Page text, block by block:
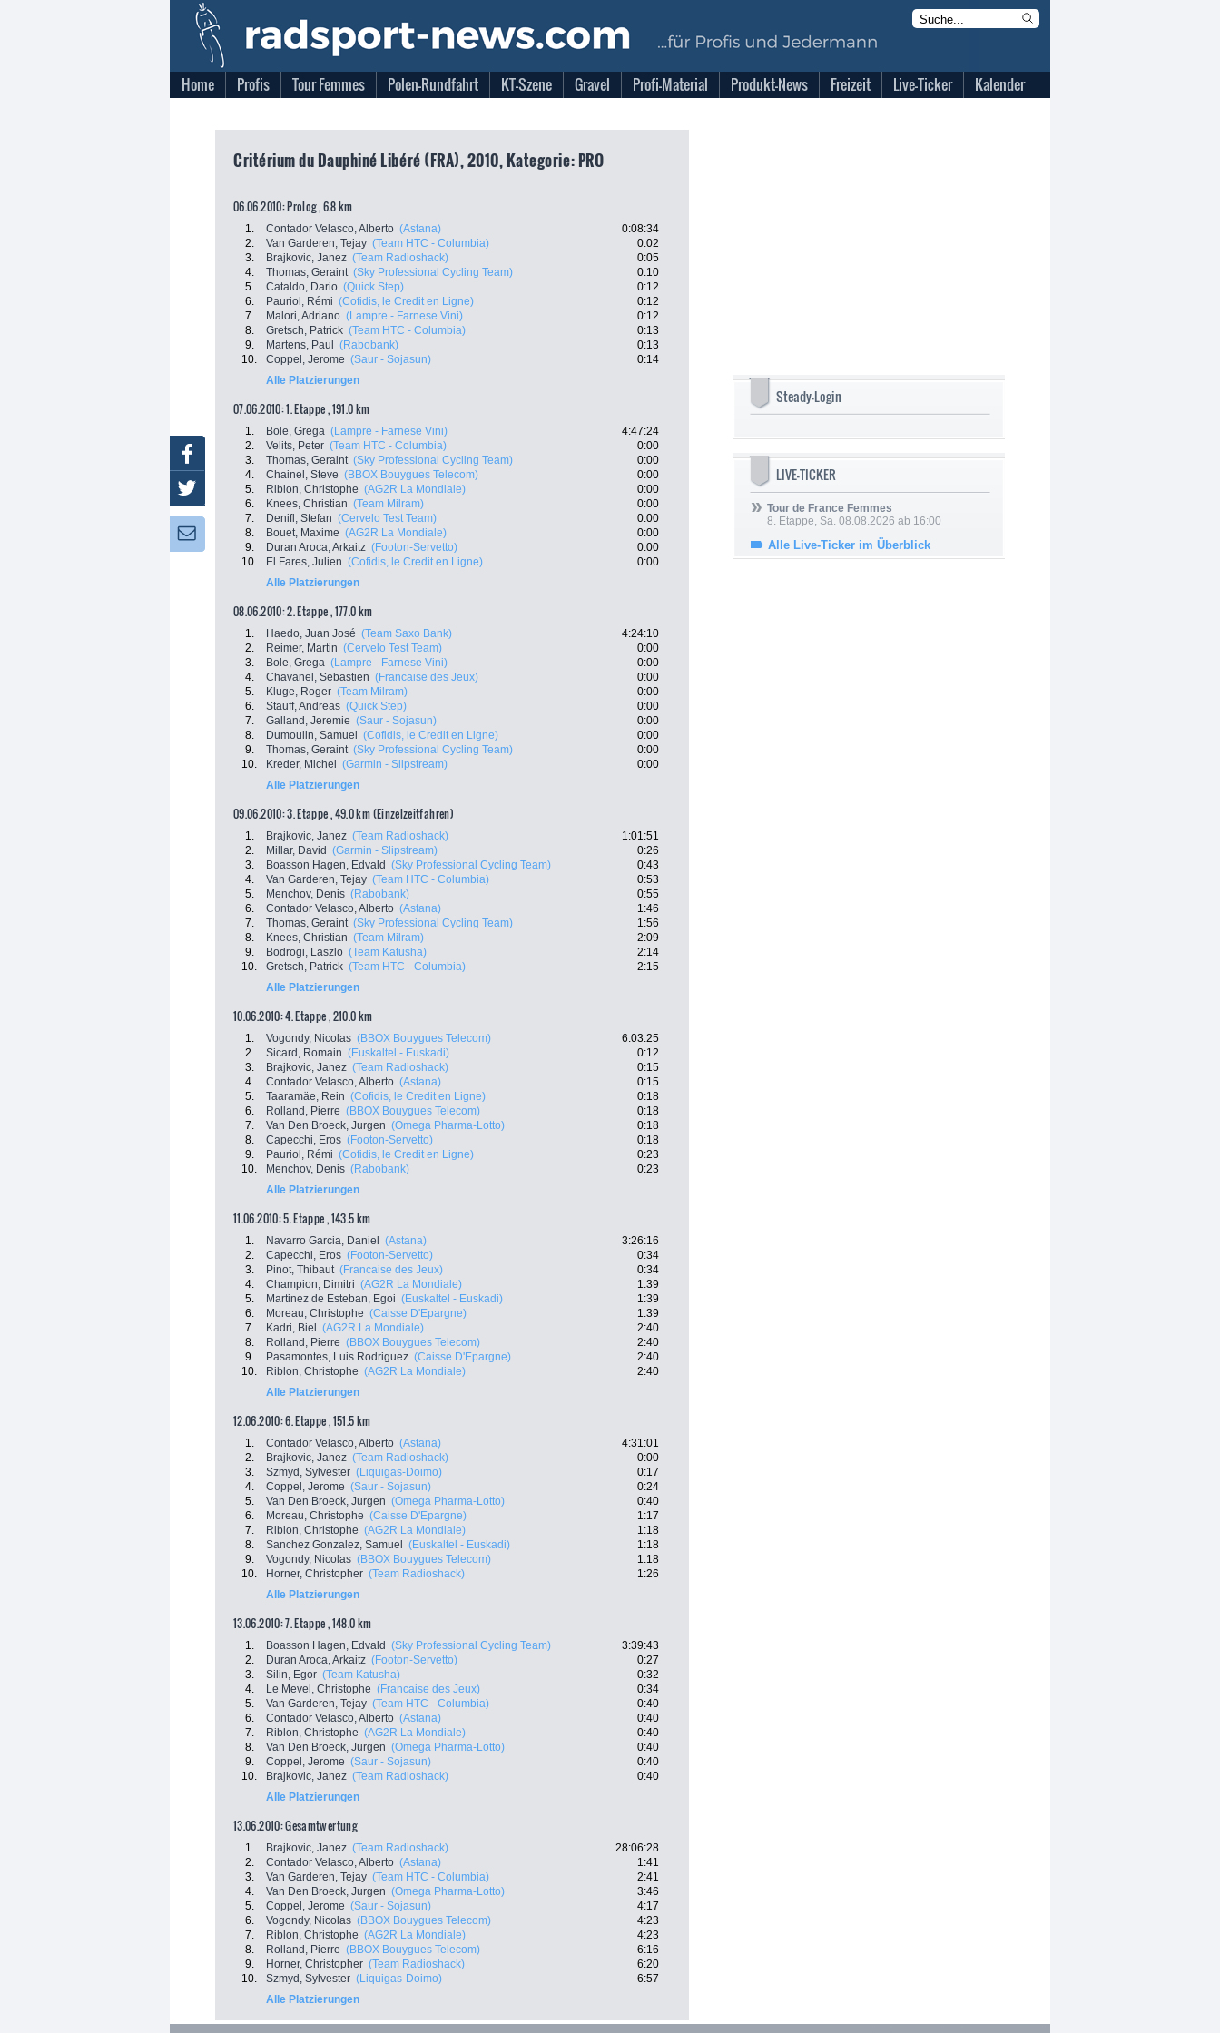
Home Profis Tour Femmes Polen-Rundfahrt KT-Szene Gravel Profi-Material Produkt-News Freizeit Live-Ticker Kalender
Critérium du Dauphiné Libéré (FRA), 2010, Kategorie: PRO
06.06.2010: Prolog , 6.8 km
1. Contador Velasco, Alberto (Astana)
0:08:34
2.
Van Garderen, Tejay (Team HTC - Columbia)
0:02
3.
Brajkovic, Janez (Team Radioshack)
0:05
4.
Thomas, Geraint (Sky Professional Cycling Team)
0:10
5.
Cataldo, Dario (Quick Step)
0:12
6.
Pauriol, Rémi (Cofidis, le Credit en Ligne)
0:12
7.
Malori, Adriano (Lampre - Farnese Vini)
0:12
8.
Gretsch, Patrick (Team HTC - Columbia)
0:13
9.
Martens, Paul (Rabobank)
0:13
10.
Coppel, Jerome (Saur - Sojasun)
0:14
Alle Platzierungen
07.06.2010: 1. Etappe , 191.0 km
1. Bole, Grega (Lampre - Farnese Vini)
4:47:24
2.
Velits, Peter (Team HTC - Columbia)
0:00
3.
Thomas, Geraint (Sky Professional Cycling Team)
0:00
4.
Chainel, Steve (BBOX Bouygues Telecom)
0:00
5.
Riblon, Christophe (AG2R La Mondiale)
0:00
6.
Knees, Christian (Team Milram)
0:00
7.
Denifl, Stefan (Cervelo Test Team)
0:00
8.
Bouet, Maxime (AG2R La Mondiale)
0:00
9.
Duran Aroca, Arkaitz (Footon-Servetto)
0:00
10.
El Fares, Julien (Cofidis, le Credit en Ligne)
0:00
Alle Platzierungen
08.06.2010: 2. Etappe , 177.0 km
1. Haedo, Juan José (Team Saxo Bank)
4:24:10
2.
Reimer, Martin (Cervelo Test Team)
0:00
3.
Bole, Grega (Lampre - Farnese Vini)
0:00
4.
Chavanel, Sebastien (Francaise des Jeux)
0:00
5.
Kluge, Roger (Team Milram)
0:00
6.
Stauff, Andreas (Quick Step)
0:00
7.
Galland, Jeremie (Saur - Sojasun)
0:00
8.
Dumoulin, Samuel (Cofidis, le Credit en Ligne)
0:00
9.
Thomas, Geraint (Sky Professional Cycling Team)
0:00
10.
Kreder, Michel (Garmin - Slipstream)
0:00
Alle Platzierungen
09.06.2010: 3. Etappe , 49.0 km (Einzelzeitfahren)
1. Brajkovic, Janez (Team Radioshack)
1:01:51
2.
Millar, David (Garmin - Slipstream)
0:26
3.
Boasson Hagen, Edvald (Sky Professional Cycling Team)
0:43
4.
Van Garderen, Tejay (Team HTC - Columbia)
0:53
5.
Menchov, Denis (Rabobank)
0:55
6.
Contador Velasco, Alberto (Astana)
1:46
7.
Thomas, Geraint (Sky Professional Cycling Team)
1:56
8.
Knees, Christian (Team Milram)
2:09
9.
Bodrogi, Laszlo (Team Katusha)
2:14
10.
Gretsch, Patrick (Team HTC - Columbia)
2:15
Alle Platzierungen
10.06.2010: 4. Etappe , 210.0 km
1. Vogondy, Nicolas (BBOX Bouygues Telecom)
6:03:25
2.
Sicard, Romain (Euskaltel - Euskadi)
0:12
3.
Brajkovic, Janez (Team Radioshack)
0:15
4.
Contador Velasco, Alberto (Astana)
0:15
5.
Taaramäe, Rein (Cofidis, le Credit en Ligne)
0:18
6.
Rolland, Pierre (BBOX Bouygues Telecom)
0:18
7.
Van Den Broeck, Jurgen (Omega Pharma-Lotto)
0:18
8.
Capecchi, Eros (Footon-Servetto)
0:18
9.
Pauriol, Rémi (Cofidis, le Credit en Ligne)
0:23
10.
Menchov, Denis (Rabobank)
0:23
Alle Platzierungen
11.06.2010: 5. Etappe , 143.5 km
1. Navarro Garcia, Daniel (Astana)
3:26:16
2.
Capecchi, Eros (Footon-Servetto)
0:34
3.
Pinot, Thibaut (Francaise des Jeux)
0:34
4.
Champion, Dimitri (AG2R La Mondiale)
1:39
5.
Martinez de Esteban, Egoi (Euskaltel - Euskadi)
1:39
6.
Moreau, Christophe (Caisse D'Epargne)
1:39
7.
Kadri, Biel (AG2R La Mondiale)
2:40
8.
Rolland, Pierre (BBOX Bouygues Telecom)
2:40
9.
Pasamontes, Luis Rodriguez (Caisse D'Epargne)
2:40
10.
Riblon, Christophe (AG2R La Mondiale)
2:40
Alle Platzierungen
12.06.2010: 6. Etappe , 151.5 km
1. Contador Velasco, Alberto (Astana)
4:31:01
2.
Brajkovic, Janez (Team Radioshack)
0:00
3.
Szmyd, Sylvester (Liquigas-Doimo)
0:17
4.
Coppel, Jerome (Saur - Sojasun)
0:24
5.
Van Den Broeck, Jurgen (Omega Pharma-Lotto)
0:40
6.
Moreau, Christophe (Caisse D'Epargne)
1:17
7.
Riblon, Christophe (AG2R La Mondiale)
1:18
8.
Sanchez Gonzalez, Samuel (Euskaltel - Euskadi)
1:18
9.
Vogondy, Nicolas (BBOX Bouygues Telecom)
1:18
10.
Horner, Christopher (Team Radioshack)
1:26
Alle Platzierungen
13.06.2010: 7. Etappe , 148.0 km
1. Boasson Hagen, Edvald (Sky Professional Cycling Team)
3:39:43
2.
Duran Aroca, Arkaitz (Footon-Servetto)
0:27
3.
Silin, Egor (Team Katusha)
0:32
4.
Le Mevel, Christophe (Francaise des Jeux)
0:34
5.
Van Garderen, Tejay (Team HTC - Columbia)
0:40
6.
Contador Velasco, Alberto (Astana)
0:40
7.
Riblon, Christophe (AG2R La Mondiale)
0:40
8.
Van Den Broeck, Jurgen (Omega Pharma-Lotto)
0:40
9.
Coppel, Jerome (Saur - Sojasun)
0:40
10.
Brajkovic, Janez (Team Radioshack)
0:40
Alle Platzierungen
13.06.2010: Gesamtwertung
1. Brajkovic, Janez (Team Radioshack)
28:06:28
2.
Contador Velasco, Alberto (Astana)
1:41
3.
Van Garderen, Tejay (Team HTC - Columbia)
2:41
4.
Van Den Broeck, Jurgen (Omega Pharma-Lotto)
3:46
5.
Coppel, Jerome (Saur - Sojasun)
4:17
6.
Vogondy, Nicolas (BBOX Bouygues Telecom)
4:23
7.
Riblon, Christophe (AG2R La Mondiale)
4:23
8.
Rolland, Pierre (BBOX Bouygues Telecom)
6:16
9.
Horner, Christopher (Team Radioshack)
6:20
10.
Szmyd, Sylvester (Liquigas-Doimo)
6:57
Alle Platzierungen
Steady-Login
LIVE-TICKER
Tour de France Femmes
8. Etappe, Sa. 08.08.2026 ab 16:00
Alle Live-Ticker im Überblick
Facebook
Twitter
Newsletter: